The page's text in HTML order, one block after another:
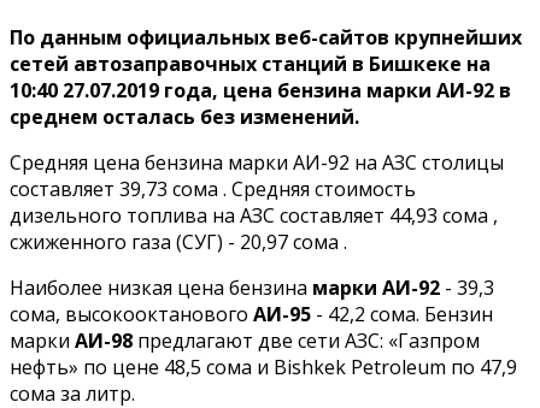
По данным официальных веб-сайтов крупнейших
сетей автозаправочных станций в Бишкеке на
10:40 27.07.2019 года, цена бензина марки АИ-92 в
среднем осталась без изменений.
Средняя цена бензина марки АИ-92 на АЗС столицы
составляет 39,73 сома . Средняя стоимость
дизельного топлива на АЗС составляет 44,93 сома ,
сжиженного газа (СУГ) - 20,97 сома .
Наиболее низкая цена бензина марки АИ-92 - 39,3
сома, высокооктанового АИ-95 - 42,2 сома. Бензин
марки АИ-98 предлагают две сети АЗС: «Газпром
нефть» по цене 48,5 сома и Bishkek Petroleum по 47,9
сома за литр.